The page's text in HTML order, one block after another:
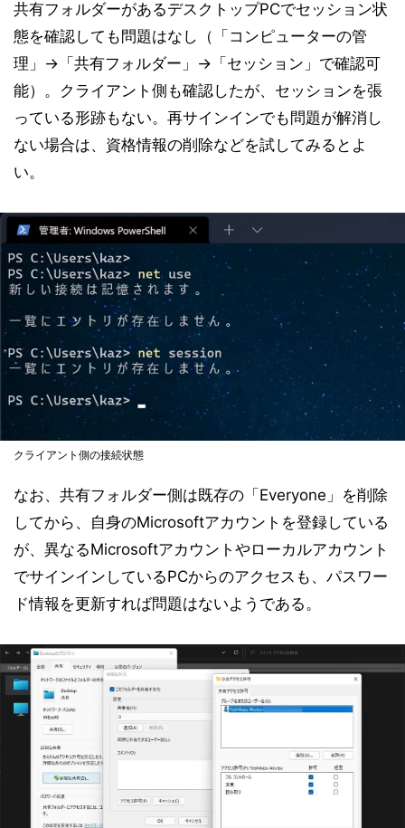
共有フォルダーがあるデスクトップPCでセッション状
態を確認しても問題はなし（「コンピューターの管
理」→「共有フォルダー」→「セッション」で確認可
能）。クライアント側も確認したが、セッションを張
っている形跡もない。再サインインでも問題が解消し
ない場合は、資格情報の削除などを試してみるとよ
い。
クライアント側の接続状態
なお、共有フォルダー側は既存の「Everyone」を削除
してから、自身のMicrosoftアカウントを登録している
が、異なるMicrosoftアカウントやローカルアカウント
でサインインしているPCからのアクセスも、パスワー
ド情報を更新すれば問題はないようである。